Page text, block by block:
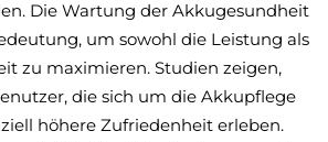
Die Wartung der Akkugesundheit
um sowohl die Leistung als
zu maximieren. Studien zeigen,
die sich um die Akkupflege
höhere Zufriedenheit erleben.